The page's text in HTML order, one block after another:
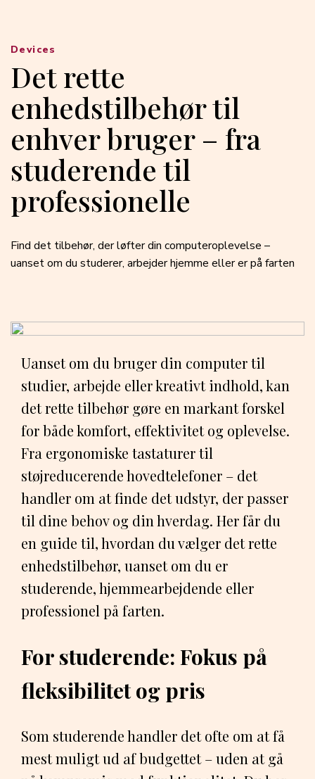
Det rette
enhedstilbehør til
enhver bruger – fra
studerende til
professionelle
Find det tilbehør, der løfter din computeroplevelse –
uanset om du studerer, arbejder hjemme eller er på farten
Devices
Uanset om du bruger din computer til
studier, arbejde eller kreativt indhold, kan
det rette tilbehør gøre en markant forskel
for både komfort, effektivitet og oplevelse.
Fra ergonomiske tastaturer til
støjreducerende hovedtelefoner – det
handler om at finde det udstyr, der passer
til dine behov og din hverdag. Her får du
en guide til, hvordan du vælger det rette
enhedstilbehør, uanset om du er
studerende, hjemmearbejdende eller
professionel på farten.
For studerende: Fokus på
fleksibilitet og pris
Som studerende handler det ofte om at få
mest muligt ud af budgettet – uden at gå